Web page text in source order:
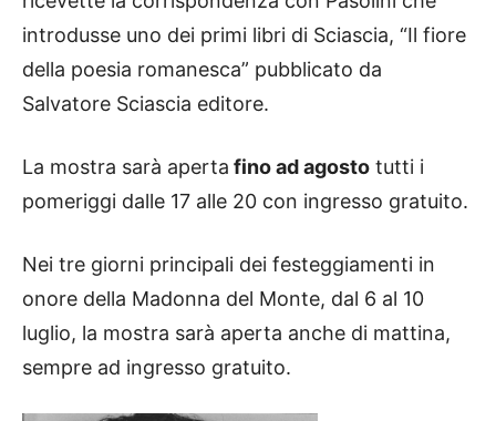
introdusse uno dei primi libri di Sciascia, “Il fiore
della poesia romanesca” pubblicato da
Salvatore Sciascia editore.
La mostra sarà aperta fino ad agosto tutti i
pomeriggi dalle 17 alle 20 con ingresso gratuito.
Nei tre giorni principali dei festeggiamenti in
onore della Madonna del Monte, dal 6 al 10
luglio, la mostra sarà aperta anche di mattina,
sempre ad ingresso gratuito.